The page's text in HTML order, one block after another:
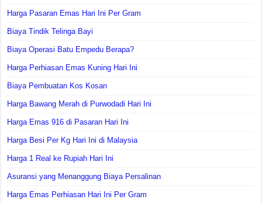
Harga Pasaran Emas Hari Ini Per Gram
Biaya Tindik Telinga Bayi
Biaya Operasi Batu Empedu Berapa?
Harga Perhiasan Emas Kuning Hari Ini
Biaya Pembuatan Kos Kosan
Harga Bawang Merah di Purwodadi Hari Ini
Harga Emas 916 di Pasaran Hari Ini
Harga Besi Per Kg Hari Ini di Malaysia
Harga 1 Real ke Rupiah Hari Ini
Asuransi yang Menanggung Biaya Persalinan
Harga Emas Perhiasan Hari Ini Per Gram